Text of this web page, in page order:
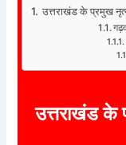
उत्तराखंड के प्रमुख
उत्तराखंड के